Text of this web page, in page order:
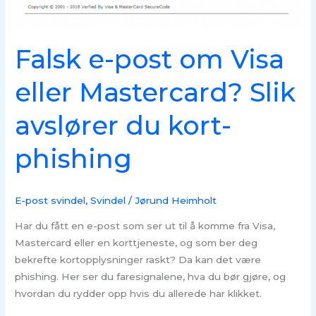
Falsk e-post om Visa
eller Mastercard? Slik
avslører du kort-
phishing
E-post svindel,Svindel /Jørund Heimholt
Har du fått en e-post som ser ut til å komme fra Visa,
Mastercard eller en korttjeneste, og som ber deg
bekrefte kortopplysninger raskt? Da kan det være
phishing. Her ser du faresignalene, hva du bør gjøre, og
hvordan du rydder opp hvis du allerede har klikket.
avslører
kort-
phishing